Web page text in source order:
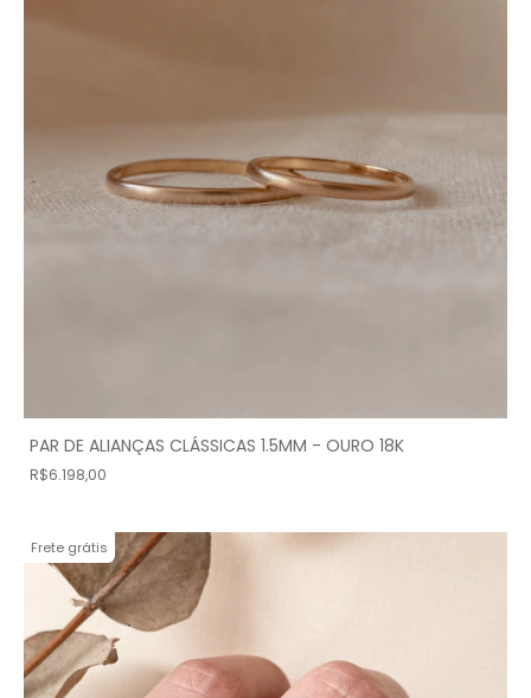
PAR DE ALIANÇAS CLÁSSICAS 1.5MM - OURO 18K
R$6.198,00
Frete grátis